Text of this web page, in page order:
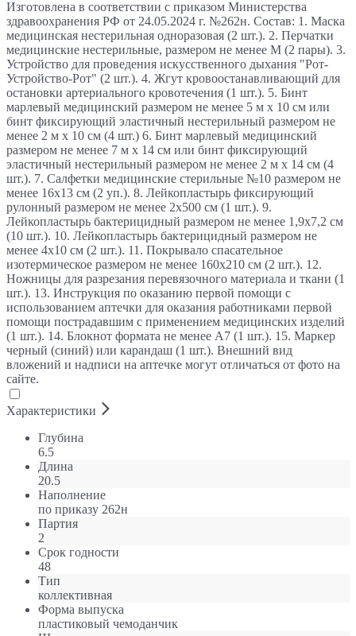
Изготовлена в соответствии с приказом Министерства
здравоохранения РФ от 24.05.2024 г. №262н. Состав: 1. Маска
медицинская нестерильная одноразовая (2 шт.). 2. Перчатки
медицинские нестерильные, размером не менее М (2 пары). 3.
Устройство для проведения искусственного дыхания "Рот-
Устройство-Рот" (2 шт.). 4. Жгут кровоостанавливающий для
остановки артериального кровотечения (1 шт.). 5. Бинт
марлевый медицинский размером не менее 5 м х 10 см или
бинт фиксирующий эластичный нестерильный размером не
менее 2 м х 10 см (4 шт.) 6. Бинт марлевый медицинский
размером не менее 7 м х 14 см или бинт фиксирующий
эластичный нестерильный размером не менее 2 м х 14 см (4
шт.). 7. Салфетки медицинские стерильные №10 размером не
менее 16х13 см (2 уп.). 8. Лейкопластырь фиксирующий
рулонный размером не менее 2х500 см (1 шт.). 9.
Лейкопластырь бактерицидный размером не менее 1,9х7,2 см
(10 шт.). 10. Лейкопластырь бактерицидный размером не
менее 4х10 см (2 шт.). 11. Покрывало спасательное
изотермическое размером не менее 160х210 см (2 шт.). 12.
Ножницы для разрезания перевязочного материала и ткани (1
шт.). 13. Инструкция по оказанию первой помощи с
использованием аптечки для оказания работниками первой
помощи пострадавшим с применением медицинских изделий
(1 шт.). 14. Блокнот формата не менее А7 (1 шт.). 15. Маркер
черный (синий) или карандаш (1 шт.). Внешний вид
вложений и надписи на аптечке могут отличаться от фото на
сайте.
Характеристики
Глубина
6.5
Длина
20.5
Наполнение
по приказу 262н
Партия
2
Срок годности
48
Тип
коллективная
Форма выпуска
пластиковый чемоданчик